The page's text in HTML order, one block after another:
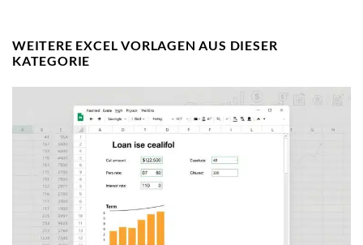
WEITERE EXCEL VORLAGEN AUS DIESER
KATEGORIE